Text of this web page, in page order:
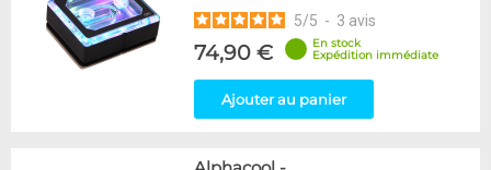
5/5 - 3 avis
74,90 €
En stock
Expédition immédiate
Ajouter au panier